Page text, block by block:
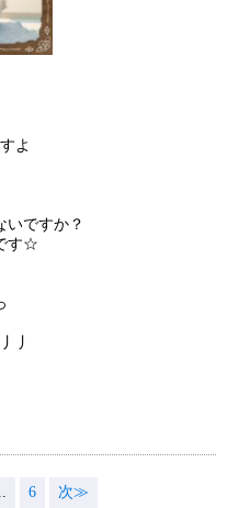
よ
いですか？
す☆
丿
6 次≫